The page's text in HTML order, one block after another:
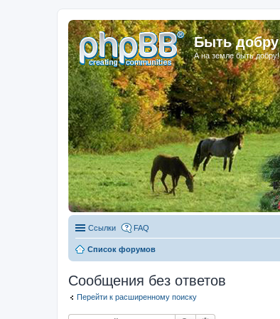
Быть добру
А на земле быть добру!
Ссылки FAQ
Список форумов
Сообщения без ответов
Перейти к расширенному поиску